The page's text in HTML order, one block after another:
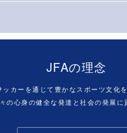
JFAの理念
ッカーを通じて豊かなスポーツ文化を
の心身の健全な発達と社会の発展に